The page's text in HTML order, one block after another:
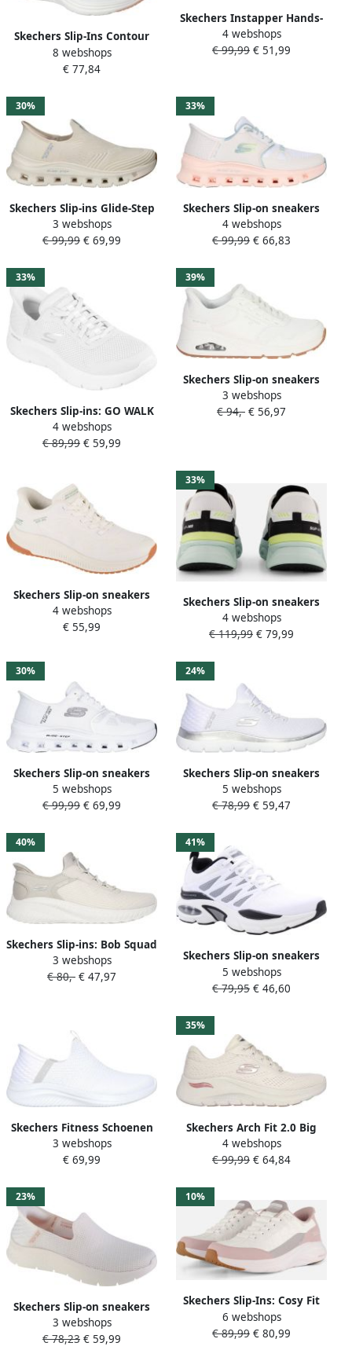
Skechers Slip-Ins Contour
Foam Cozy Fit Sneakers
Dames Wit
8 webshops
€ 77,84
Skechers Instapper Hands-
Free Slip-Ins Uno Banksia
Luxe 177118 WHT White
4 webshops
€ 99,99 € 51,99
30%
Skechers Slip-ins Glide-Step
Pro-Everyday Citiz Dames
Instappers Naturel
3 webshops
€ 99,99 € 69,99
33%
Skechers Slip-on sneakers
GLIDE-STEP PRO
trekkingschoenen slippers
4 webshops
€ 99,99 € 66,83
33%
Skechers Slip-ins: GO WALK
Flex Grand Entry
damesschoenen 124836
4 webshops
€ 89,99 € 59,99
39%
Skechers Slip-on sneakers
UNO-SIMPLIFIED SLIP-IN
wedge sneaker slipper met
3 webshops
€ 94,- € 56,97
Skechers Slip-on sneakers
BOBS SQUAD 4 Slippers
vrijetijdsschoen lage
4 webshops
€ 55,99
33%
Skechers Slip-on sneakers
GLIDE-STEP ALTUS
trainingsschoen loopschoen
4 webshops
€ 119,99 € 79,99
30%
Skechers Slip-on sneakers
GLIDE-STEP PRO Slippers
vrijetijdsschoen met
hielkussenfunctie
5 webshops
€ 99,99 € 69,99
24%
Skechers Slip-on sneakers
SUMMITS-DIAMOND DREAM
Instapschoen
praktische slip-in functie
5 webshops
€ 78,99 € 59,47
40%
Skechers Slip-ins: Bob Squad
Chaos sneakers Beige Extra
comfort Memory Foam
3 webshops
€ 80,- € 47,97
41%
Skechers Slip-on sneakers
UNO-SIMPLIFIED SLIP-IN
veterschoenen retro
met slip-ins technologie
5 webshops
€ 79,95 € 46,60
Skechers Fitness Schoenen
Slip-Ins Ultra Flex 3.0 Cozy
Streak 149708-WHT WHITE
3 webshops
€ 69,99
35%
Skechers Arch Fit 2.0 Big
League Dames Sneakers
Gebroken Wit Roze
4 webshops
€ 99,99 € 64,84
23%
Skechers Slip-on sneakers
GO WALK FLEX RELISH
Slipper vrijetijdsschoen met
3 webshops
€ 78,23 € 59,99
10%
Skechers Slip-Ins: Cosy Fit
Knotted Bungee Sneakers
Laag Wit
6 webshops
€ 89,99 € 80,99